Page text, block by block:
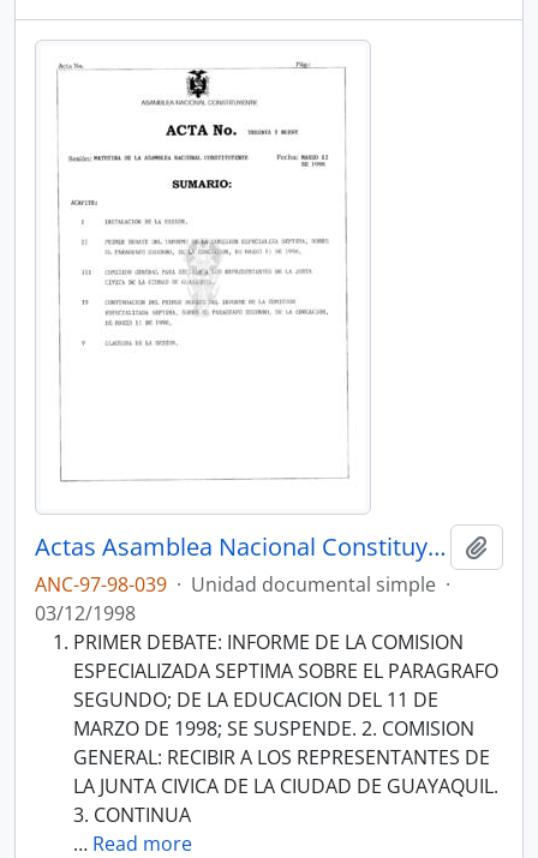
Actas Asamblea Nacional Constituyente 97-98
ANC-97-98-039 · Unidad documental simple ·
03/12/1998
PRIMER DEBATE: INFORME DE LA COMISION
ESPECIALIZADA SEPTIMA SOBRE EL PARAGRAFO
SEGUNDO; DE LA EDUCACION DEL 11 DE
MARZO DE 1998; SE SUSPENDE. 2. COMISION
GENERAL: RECIBIR A LOS REPRESENTANTES DE
LA JUNTA CIVICA DE LA CIUDAD DE GUAYAQUIL.
3. CONTINUA
… Read more